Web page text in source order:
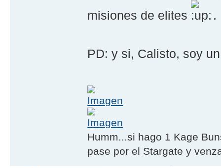
misiones de elites
.
PD: y si, Calisto, soy
Humm...si hago 1 Kage
pase por el Stargate y